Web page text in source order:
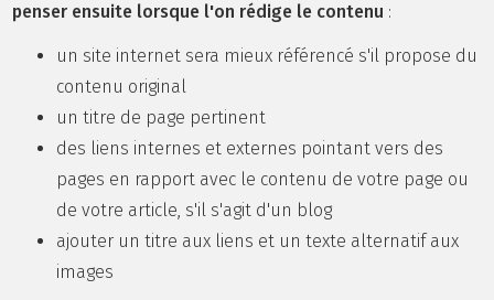
penser ensuite lorsque l'on rédige le contenu :
un site internet sera mieux référencé s'il propose du
contenu original
un titre de page pertinent
des liens internes et externes pointant vers des
pages en rapport avec le contenu de votre page ou
de votre article, s'il s'agit d'un blog
ajouter un titre aux liens et un texte alternatif aux
images